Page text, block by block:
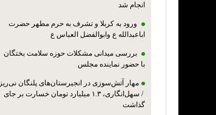
انجام شد
ورود به کربلا و تشرف به حرم مطهر حضرت
اباعبدالله ع وابوالفضل العباس ع
بررسی میدانی مشکلات حوزه سلامت بختگان
با حضور نماینده مجلس
مهار آتش‌سوزی در انجیرستان‌های پلنگان نی‌ریز
/ سهل‌انگاری، ۱.۳ میلیارد تومان خسارت بر جای
گذاشت